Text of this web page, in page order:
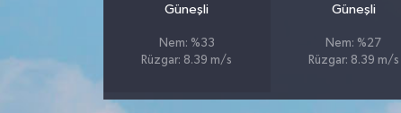
Güneşli
Nem: %33
Rüzgar: 8.39 m/s
Güneşli
Nem: %27
Rüzgar: 8.39 m/s